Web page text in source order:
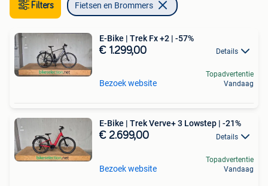
Filters Fietsen en Brommers
E-Bike | Trek Fx +2 | -57%
€ 1.299,00 Details
Bezoek website
Topadvertentie
Vandaag
E-Bike | Trek Verve+ 3 Lowstep | -21%
€ 2.699,00 Details
Bezoek website
Topadvertentie
Vandaag